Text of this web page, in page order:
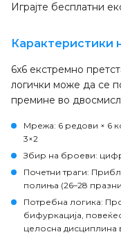
Играјте бесплатни
Карактеристики
6x6 екстремно
логички може да се
премине во
Мрежа: 6 редови × 6
3×2
Збир на броеви:
Почетни траги:
полиња (26–28
Потребна логика:
бифуркација,
целосна дисциплина